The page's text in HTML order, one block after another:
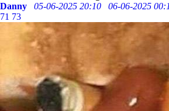
Danny
05-06-2025 20:10 06-06-2025
71 73